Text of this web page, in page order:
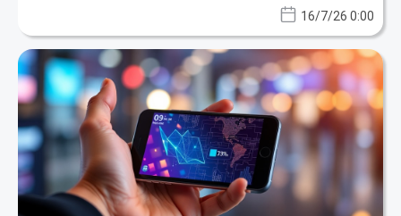
16/7/26 0:00